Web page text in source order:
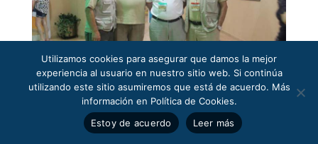
Utilizamos cookies para asegurar que damos la mejor
experiencia al usuario en nuestro sitio web. Si continúa
utilizando este sitio asumiremos que está de acuerdo. Más
información en Política de Cookies.
Estoy de acuerdo
Leer más